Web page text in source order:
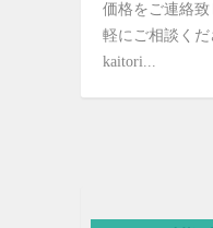
価格をご連絡
軽にご相談くだ
kaitori...